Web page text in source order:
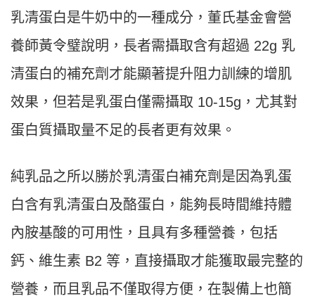
乳清蛋白是牛奶中的一種成分，董氏基金會營
養師黃令璧說明，長者需攝取含有超過 22g 乳
清蛋白的補充劑才能顯著提升阻力訓練的增肌
效果，但若是乳蛋白僅需攝取 10-15g，尤其對
蛋白質攝取量不足的長者更有效果。
純乳品之所以勝於乳清蛋白補充劑是因為乳蛋
白含有乳清蛋白及酪蛋白，能夠長時間維持體
內胺基酸的可用性，且具有多種營養，包括
鈣、維生素 B2 等，直接攝取才能獲取最完整的
營養，而且乳品不僅取得方便，在製備上也簡